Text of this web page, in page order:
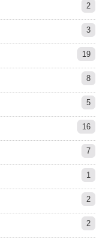
2
3
19
8
5
16
7
1
2
2